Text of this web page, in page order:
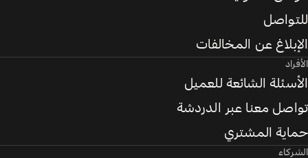
للتواصل
الإبلاغ عن المخالفات
الأفراد
الأسئلة الشائعة للعميل
تواصل معنا عبر الدردشة
حماية المشتري
الشركاء